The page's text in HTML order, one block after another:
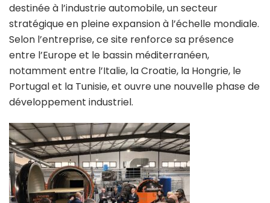
destinée à l’industrie automobile, un secteur
stratégique en pleine expansion à l’échelle mondiale.
Selon l’entreprise, ce site renforce sa présence
entre l’Europe et le bassin méditerranéen,
notamment entre l’Italie, la Croatie, la Hongrie, le
Portugal et la Tunisie, et ouvre une nouvelle phase de
développement industriel.